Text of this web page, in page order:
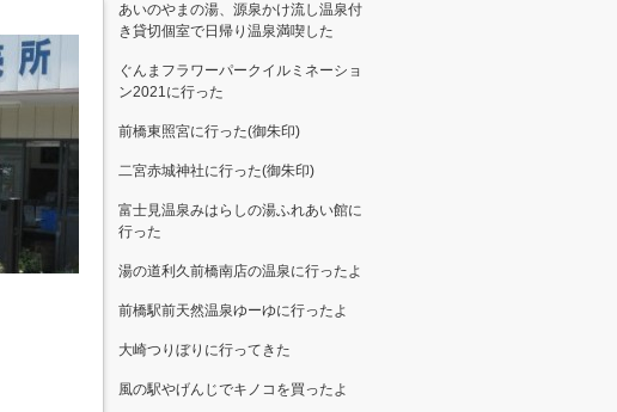
あいのやまの湯、源泉かけ流し温泉付
き貸切個室で日帰り温泉満喫した
ぐんまフラワーパークイルミネーショ
ン2021に行った
前橋東照宮に行った(御朱印)
二宮赤城神社に行った(御朱印)
富士見温泉みはらしの湯ふれあい館に
行った
湯の道利久前橋南店の温泉に行ったよ
前橋駅前天然温泉ゆーゆに行ったよ
大崎つりぼりに行ってきた
風の駅やげんじでキノコを買ったよ